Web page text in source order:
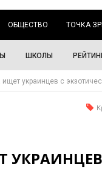
ОБЩЕСТВО ТОЧКА
ШКОЛЫ
ищет украинцев с